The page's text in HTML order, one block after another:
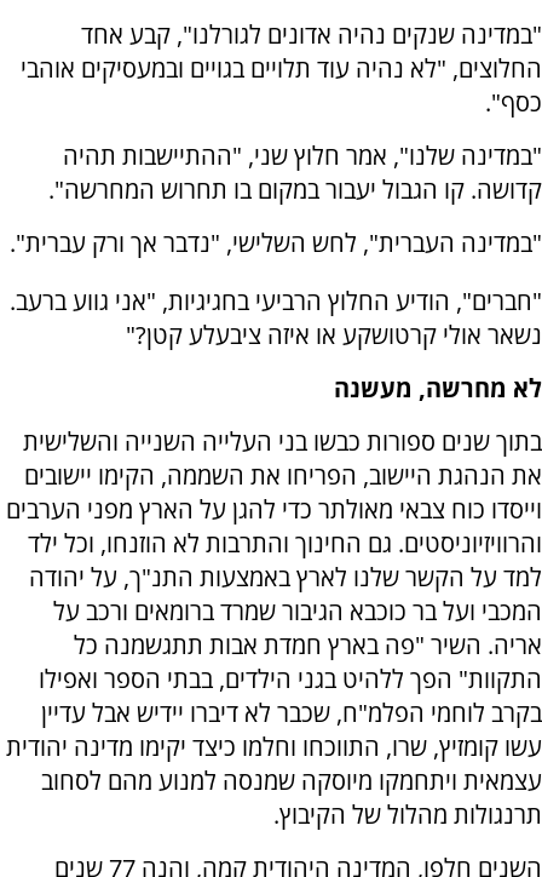
"במדינה שנקים נהיה אדונים לגורלנו", קבע אחד
החלוצים, "לא נהיה עוד תלויים בגויים ובמעסיקים אוהבי
כסף".
"במדינה שלנו", אמר חלוץ שני, "ההתיישבות תהיה
קדושה. קו הגבול יעבור במקום בו תחרוש המחרשה".
"במדינה העברית", לחש השלישי, "נדבר אך ורק עברית".
"חברים", הודיע החלוץ הרביעי בחגיגיות, "אני גווע ברעב.
נשאר אולי קרטושקע או איזה ציבעלע קטן?"
לא מחרשה, מעשנה
בתוך שנים ספורות כבשו בני העלייה השנייה והשלישית
את הנהגת היישוב, הפריחו את השממה, הקימו יישובים
וייסדו כוח צבאי מאולתר כדי להגן על הארץ מפני הערבים
והרוויזיוניסטים. גם החינוך והתרבות לא הוזנחו, וכל ילד
למד על הקשר שלנו לארץ באמצעות התנ"ך, על יהודה
המכבי ועל בר כוכבא הגיבור שמרד ברומאים ורכב על
אריה. השיר "פה בארץ חמדת אבות תתגשמנה כל
התקוות" הפך ללהיט בגני הילדים, בבתי הספר ואפילו
בקרב לוחמי הפלמ"ח, שכבר לא דיברו יידיש אבל עדיין
עשו קומזיץ, שרו, התווכחו וחלמו כיצד יקימו מדינה יהודית
עצמאית ויתחמקו מיוסקה שמנסה למנוע מהם לסחוב
תרנגולות מהלול של הקיבוץ.
השנים חלפו, המדינה היהודית קמה, והנה 77 שנים